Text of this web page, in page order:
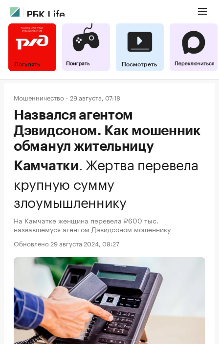
Погулять Посмотреть
Мошенничество 29 августа, 07:18
Назвался агентом
Дэвидсоном. Как мошенник
обманул жительницу
Камчатки. Жертва перевела
крупную сумму
злоумышленнику
На Камчатке женщина перевела ₽600 тыс.
назвавшемуся агентом Дэвидсоном мошеннику
Обновлено 29 августа 2024, 08:27